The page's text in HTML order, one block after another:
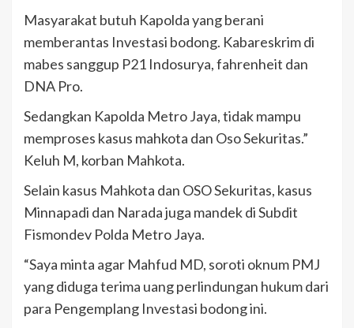
Masyarakat butuh Kapolda yang berani
memberantas Investasi bodong. Kabareskrim di
mabes sanggup P21 Indosurya, fahrenheit dan
DNA Pro.
Sedangkan Kapolda Metro Jaya, tidak mampu
memproses kasus mahkota dan Oso Sekuritas.”
Keluh M, korban Mahkota.
Selain kasus Mahkota dan OSO Sekuritas, kasus
Minnapadi dan Narada juga mandek di Subdit
Fismondev Polda Metro Jaya.
“Saya minta agar Mahfud MD, soroti oknum PMJ
yang diduga terima uang perlindungan hukum dari
para Pengemplang Investasi bodong ini.